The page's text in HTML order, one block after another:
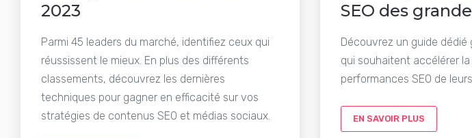
2023
Parmi 45 leaders du marché, identifiez ceux qui
réussissent le mieux. En plus des différents
classements, découvrez les dernières
techniques pour gagner en efficacité sur vos
stratégies de contenus SEO et médias sociaux.
SEO des
Découvrez un guide dédié
qui souhaitent accélérer
performances SEO de
EN SAVOIR PLUS